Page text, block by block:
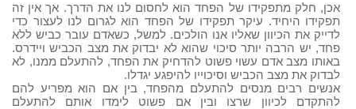
אכן, חלק מתפקידו של הפחד הוא לחסום לנו את הדרך. אך אין זה
תפקידו היחיד. עיקר תפקידו של הפחד הוא לגרום לנו לעצור כדי
לדייק את הכיוון שאליו אנו הולכים. למשל, כשאדם עובר כביש ללא
פחד, יש הרבה יותר סיכוי שהוא לא יבדוק את מצב הכביש ויידרס.
באותו מצב אדם עשוי פשוט להדחיק את הפחד, להתעלם ממנו, לא
לבדוק את מצב הכביש וסיכוייו להיפגע יגדלו.
אנשים רבים מנסים להתעלם מהפחד, בין אם הוא מפריע להם
להתקדם לכיוון שרצו ובין אם פשוט לימדו אותם להתעלם